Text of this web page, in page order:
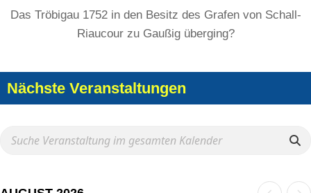
Das Tröbigau 1752 in den Besitz des Grafen von Schall-
Riaucour zu Gaußig überging?
Nächste Veranstaltungen